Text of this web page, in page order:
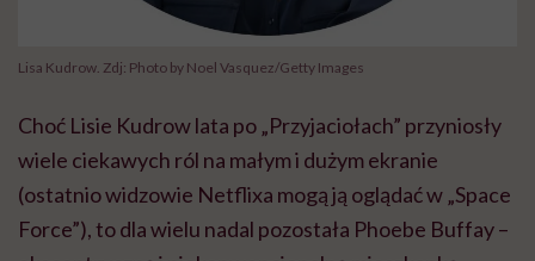
Lisa Kudrow. Zdj: Photo by Noel Vasquez/Getty Images
Choć Lisie Kudrow lata po „Przyjaciołach” przyniosły
wiele ciekawych ról na małym i dużym ekranie
(ostatnio widzowie Netflixa mogą ją oglądać w „Space
Force”), to dla wielu nadal pozostała Phoebe Buffay –